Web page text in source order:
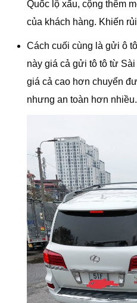
Quốc lộ xấu, cộng thêm
của khách hàng. Khiến
Cách cuối cùng là gửi ô
này giá cả gửi tô tô từ
giá cả cao hơn chuyển
nhưng an toàn hơn nhiều.